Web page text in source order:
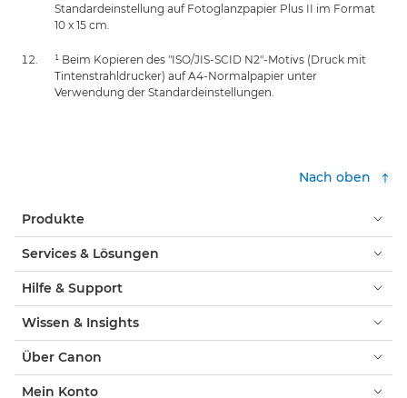
Standardeinstellung auf Fotoglanzpapier Plus II im Format
10 x 15 cm.
¹ Beim Kopieren des "ISO/JIS-SCID N2"-Motivs (Druck mit
Tintenstrahldrucker) auf A4-Normalpapier unter
Verwendung der Standardeinstellungen.
Nach oben
Produkte
Services & Lösungen
Hilfe & Support
Wissen & Insights
Über Canon
Mein Konto